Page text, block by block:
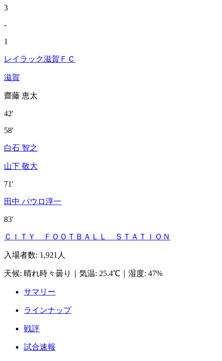
3
-
1
レイラック滋賀ＦＣ
滋賀
齋藤 恵太
42'
58'
白石 智之
山下 敬大
71'
田中 パウロ淳一
83'
ＣＩＴＹ ＦＯＯＴＢＡＬＬ ＳＴＡＴＩＯＮ
入場者数: 1,921人
天候: 晴れ時々曇り 気温: 25.4℃ 湿度: 47%
サマリー
ラインナップ
戦評
試合速報